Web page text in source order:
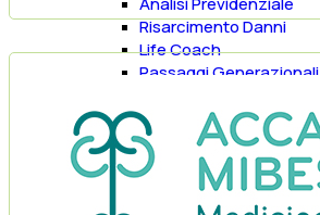
Risarcimento Danni
Life Coach
Passaggi Generazionali
Geometri
Web & Communication
Viaggi e Svago
VIAGGI
Agenzie Di Viaggi